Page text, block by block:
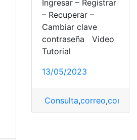
Ingresar – Registrar
– Recuperar –
Cambiar clave
contraseña Video
Tutorial
13/05/2023
Consulta,correo,correo